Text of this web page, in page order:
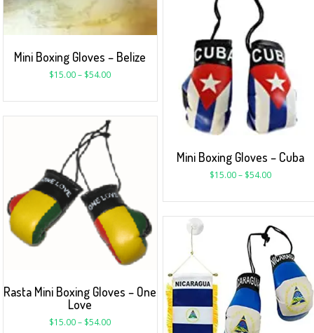
Mini Boxing Gloves – Belize
$15.00– $54.00
Mini Boxing Gloves – Cuba
$15.00– $54.00
Rasta Mini Boxing Gloves – One
Love
$15.00– $54.00